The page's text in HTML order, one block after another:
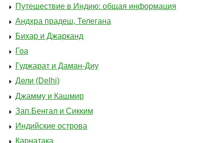
Путешествие в Индию: общая информация
Андхра прадеш, Телегана
Бихар и Джарканд
Гоа
Гуджарат и Даман-Диу
Дели (Delhi)
Джамму и Кашмир
Зап.Бенгал и Сикким
Индийские острова
Карнатака